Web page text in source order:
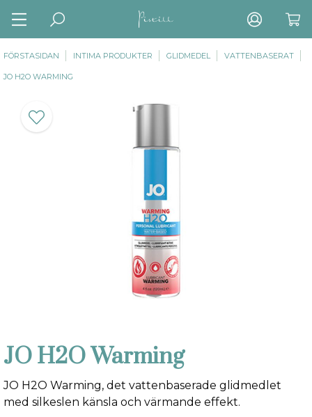
FÖRSTASIDAN INTIMA PRODUKTER GLIDMEDEL VATTENBASERAT
JO H2O WARMING
JO H2O Warming
JO H2O Warming, det vattenbaserade glidmedlet
med silkeslen känsla och värmande effekt.